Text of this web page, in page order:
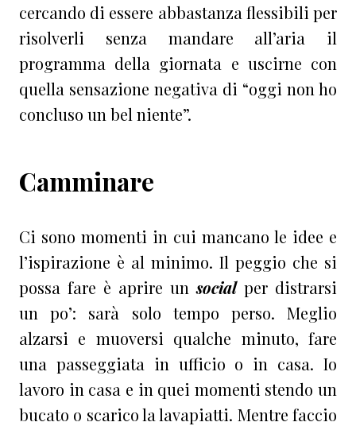
cercando di essere abbastanza flessibili per
risolverli senza mandare all’aria il
programma della giornata e uscirne con
quella sensazione negativa di “oggi non ho
concluso un bel niente”.
Camminare
Ci sono momenti in cui mancano le idee e
l’ispirazione è al minimo. Il peggio che si
possa fare è aprire unsocialper distrarsi
un po’: sarà solo tempo perso. Meglio
alzarsi e muoversi qualche minuto, fare
una passeggiata in ufficio o in casa. Io
lavoro in casa e in quei momenti stendo un
bucato o scarico la lavapiatti. Mentre faccio